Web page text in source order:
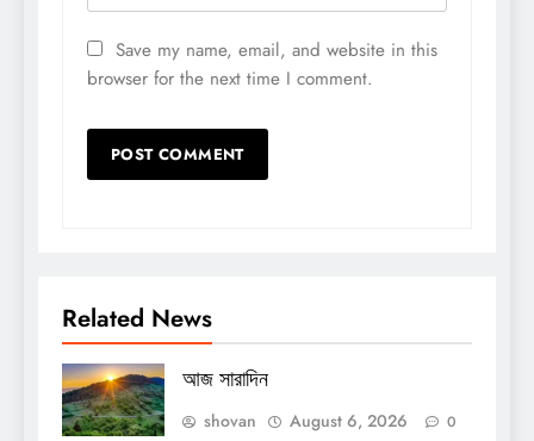
Save my name, email, and website in this
browser for the next time I comment.
Related News
আজ সারাদিন
shovan August 6, 2026 0